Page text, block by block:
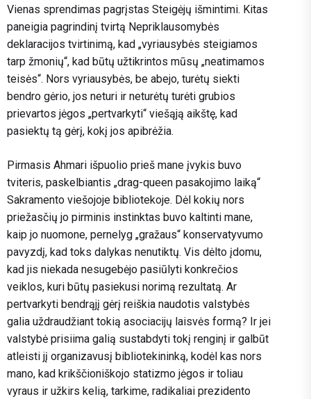
Vienas sprendimas pagrįstas Steigėjų išmintimi. Kitas
paneigia pagrindinį tvirtą Nepriklausomybės
deklaracijos tvirtinimą, kad „vyriausybės steigiamos
tarp žmonių“, kad būtų užtikrintos mūsų „neatimamos
teisės“. Nors vyriausybės, be abejo, turėtų siekti
bendro gėrio, jos neturi ir neturėtų turėti grubios
prievartos jėgos „pertvarkyti“ viešąją aikštę, kad
pasiektų tą gėrį, kokį jos apibrėžia.
Pirmasis Ahmari išpuolio prieš mane įvykis buvo
tviteris, paskelbiantis „drag-queen pasakojimo laiką“
Sakramento viešojoje bibliotekoje. Dėl kokių nors
priežasčių jo pirminis instinktas buvo kaltinti mane,
kaip jo nuomone, pernelyg „gražaus“ konservatyvumo
pavyzdį, kad toks dalykas nenutiktų. Vis dėlto įdomu,
kad jis niekada nesugebėjo pasiūlyti konkrečios
veiklos, kuri būtų pasiekusi norimą rezultatą. Ar
pertvarkyti bendrąjį gėrį reiškia naudotis valstybės
galia uždraudžiant tokią asociacijų laisvės formą? Ir jei
valstybė prisiima galią sustabdyti tokį renginį ir galbūt
atleisti jį organizavusį bibliotekininką, kodėl kas nors
mano, kad krikščioniškojo statizmo jėgos ir toliau
vyraus ir užkirs kelią, tarkime, radikaliai prezidento